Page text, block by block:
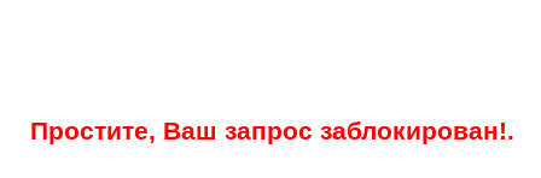
Простите, Ваш запрос заблокирован!.